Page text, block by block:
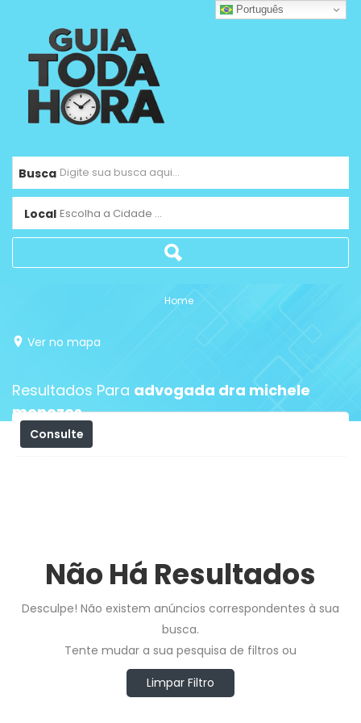
Busca
Local Escolha a Cidade ...
Home
Ver no mapa
Resultados Para advogada dra michele
menezes
Consulte
Não Há Resultados
Desculpe! Não existem anúncios correspondentes à sua
busca.
Tente mudar a sua pesquisa de filtros ou
Limpar Filtro
Português